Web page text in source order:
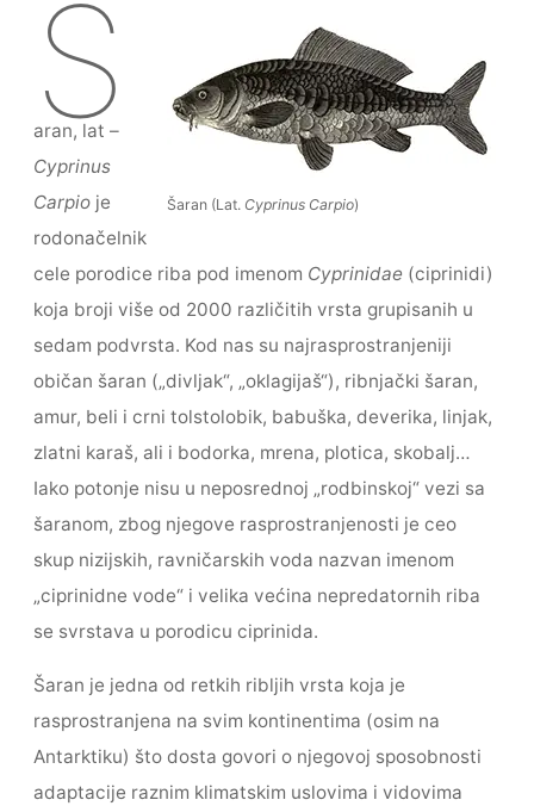
e
b
o
o
k
s
e
n
er
ar
e
Šaran (Lat. Cyprinus Carpio)
Š
aran, lat –
Cyprinus
Carpioje
rodonačelnik
cele porodice riba pod imenom Cyprinidae (ciprinidi)
koja broji više od 2000 različitih vrsta grupisanih u
sedam podvrsta. Kod nas su najrasprostranjeniji
običan šaran („divljak“, „oklagijaš“), ribnjački šaran,
amur, beli i crni tolstolobik, babuška, deverika, linjak,
zlatni karaš, ali i bodorka, mrena, plotica, skobalj…
Iako potonje nisu u neposrednoj „rodbinskoj“ vezi sa
šaranom, zbog njegove rasprostranjenosti je ceo
skup nizijskih, ravničarskih voda nazvan imenom
„ciprinidne vode“ i velika većina nepredatornih riba
se svrstava u porodicu ciprinida.
Šaran je jedna od retkih ribljih vrsta koja je
rasprostranjena na svim kontinentima (osim na
Antarktiku) što dosta govori o njegovoj sposobnosti
adaptacije raznim klimatskim uslovima i vidovima